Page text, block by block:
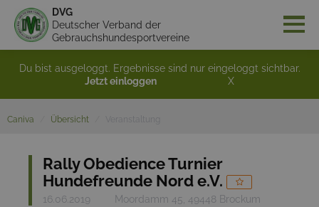
DVG
Deutscher Verband der
Gebrauchshundesportvereine
Du bist ausgeloggt. Ergebnisse sind nur eingeloggt sichtbar.
Jetzt einloggen
X
Caniva Übersicht
Rally Obedience Turnier
Hundefreunde Nord e.V.
16.06.2019 Moordamm 45, 49448 Brockum